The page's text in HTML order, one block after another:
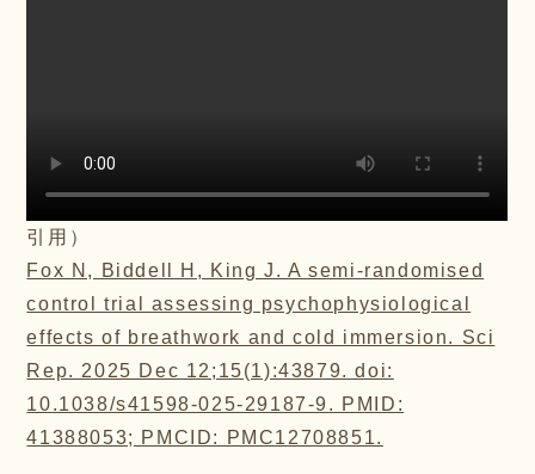
引用）
Fox N, Biddell H, King J. A semi-randomised
control trial assessing psychophysiological
effects of breathwork and cold immersion. Sci
Rep. 2025 Dec 12;15(1):43879. doi:
10.1038/s41598-025-29187-9. PMID:
41388053; PMCID: PMC12708851.